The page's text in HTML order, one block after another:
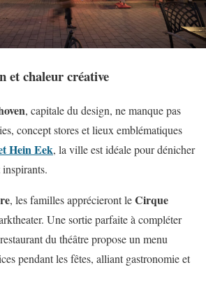
et chaleur créative
, capitale du design, ne manque pas
concept stores et lieux emblématiques
Hein Eek, la ville est idéale pour dénicher
, les familles apprécieront leCirque
Une sortie parfaite à compléter
du théâtre propose un menu
pendant les fêtes, alliant gastronomie et